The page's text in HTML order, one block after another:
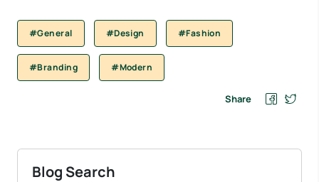
#General #Design #Fashion
#Branding #Modern
Share
Blog Search